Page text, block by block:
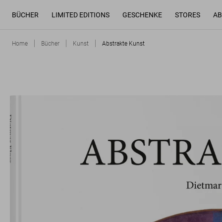
BÜCHER LIMITED EDITIONS GESCHENKE STORES
Home Bücher Kunst Abstrakte Kunst